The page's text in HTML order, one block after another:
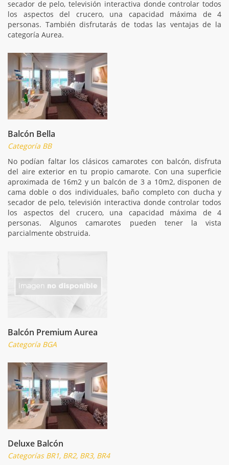
secador de pelo, televisión interactiva donde controlar todos
los aspectos del crucero, una capacidad máxima de 4
personas. También disfrutarás de todas las ventajas de la
categoría Aurea.
Balcón Bella
Categoría BB
No podían faltar los clásicos camarotes con balcón, disfruta
del aire exterior en tu propio camarote. Con una superficie
aproximada de 16m2 y un balcón de 3 a 10m2, disponen de
cama doble o dos individuales, baño completo con ducha y
secador de pelo, televisión interactiva donde controlar todos
los aspectos del crucero, una capacidad máxima de 4
personas. Algunos camarotes pueden tener la vista
parcialmente obstruida.
Balcón Premium Aurea
Categoría BGA
Deluxe Balcón
Categorías BR1, BR2, BR3, BR4